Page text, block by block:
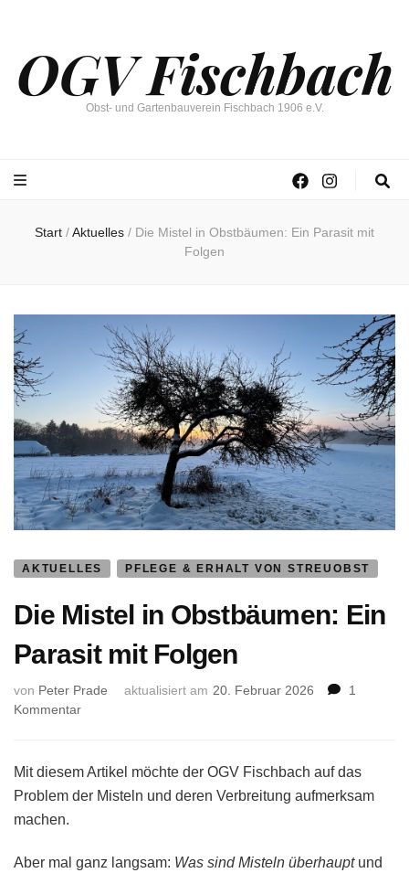
OGV Fischbach
Obst- und Gartenbauverein Fischbach 1906 e.V.
Start /Aktuelles / Die Mistel in Obstbäumen: Ein Parasit mit
Folgen
AKTUELLES PFLEGE & ERHALT VON STREUOBST
Die Mistel in Obstbäumen: Ein
Parasit mit Folgen
von Peter Prade aktualisiert am 20. Februar 2026
1
Kommentarzu
in
Ein
Folgen
Mit diesem Artikel möchte der OGV Fischbach auf das
Problem der Misteln und deren Verbreitung aufmerksam
machen.
Aber mal ganz langsam: Was sind Misteln überhauptund